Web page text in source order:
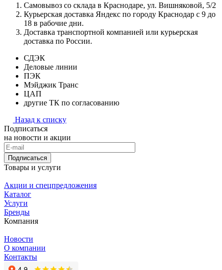
Самовывоз со склада в Краснодаре, ул. Вишняковой, 5/2
Курьерская доставка Яндекс по городу Краснодар с 9 до
18 в рабочие дни.
Доставка транспортной компанией или курьерская
доставка по России.
СДЭК
Деловые линии
ПЭК
Мэйджик Транс
ЦАП
другие ТК по согласованию
Назад к списку
Подписаться
на новости и акции
Подписаться
Товары и услуги
Акции и спецпредложения
Каталог
Услуги
Бренды
Компания
Новости
О компании
Контакты